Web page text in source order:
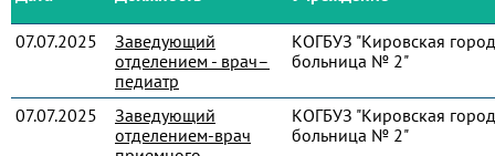
07.07.2025
Заведующий
отделением - врач–
педиатр
КОГБУЗ "Кировская
больница № 2"
07.07.2025
Заведующий
отделением-врач
КОГБУЗ "Кировская
больница № 2"